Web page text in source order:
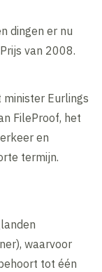
dingen er nu
van 2008.
Eurlings
FileProof, het
en
termijn.
waarvoor
tot één